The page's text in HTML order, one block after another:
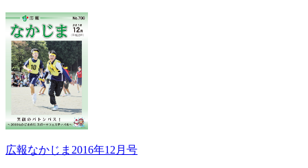
広報なかじま2016年12月号